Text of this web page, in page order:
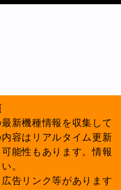
新機種情報を収集して
容はリアルタイム更新
能性もあります。情報
。
告リンク等があります